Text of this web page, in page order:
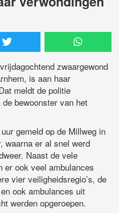
zwaargewond
is aan haar
meldt de politie
bewoonster van het
gemeld op de Millweg in
waarna er al snel werd
Naast de vele
er ook veel ambulances
vier veiligheidsregio’s, de
ook ambulances uit
werden opgeroepen.